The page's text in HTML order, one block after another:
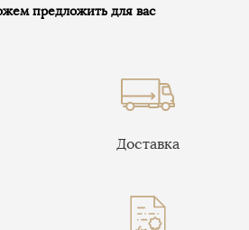
предложить для вас
Доставка